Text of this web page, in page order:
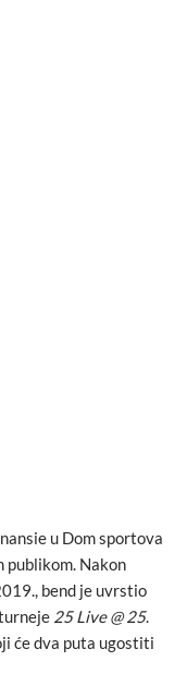
u Dom sportova
publikom. Nakon
bend je uvrstio
25 Live @ 25.
će dva puta ugostiti